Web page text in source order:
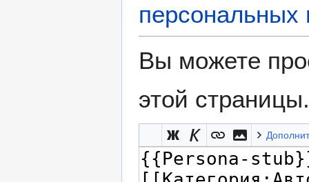
персональных
Вы можете
этой страницы.